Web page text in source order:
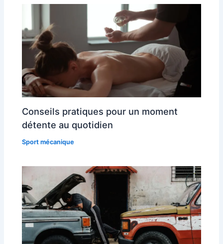
Conseils pratiques pour un moment
détente au quotidien
Sport mécanique